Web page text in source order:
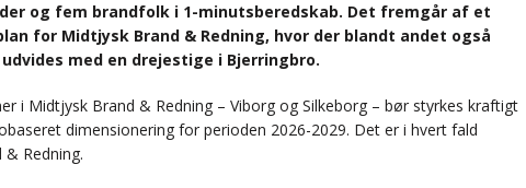
og fem brandfolk i 1-minutsberedskab. Det fremgår af et
for Midtjysk Brand & Redning, hvor der blandt andet også
med en drejestige i Bjerringbro.
i Midtjysk Brand & Redning – Viborg og Silkeborg – bør styrkes kraftigt
dimensionering for perioden 2026-2029. Det er i hvert fald
Redning.